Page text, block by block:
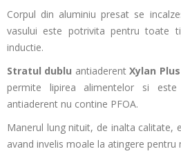
Corpul din aluminiu presat se
vasului este potrivita pentru toate
inductie.
Stratul dublu antiaderentXylan Plus
permite lipirea alimentelor si
antiaderent nu contine PFOA.
Manerul lung nituit, de inalta calitate,
avand invelis moale la atingere pentru